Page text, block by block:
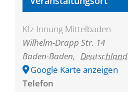
Kfz-Innung Mittelbaden
Wilhelm-Drapp Str. 14
Baden-Baden, Deutschland
Google Karte anzeigen
Telefon